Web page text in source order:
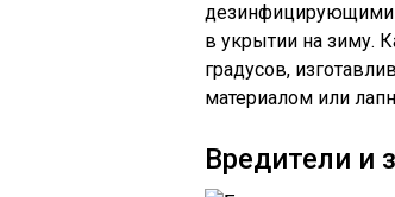
дезинфицирующими
в укрытии на зиму.
градусов,
материалом или
Вредители и